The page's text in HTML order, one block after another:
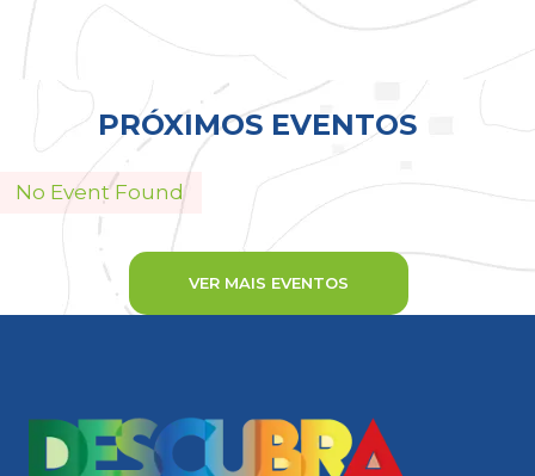
PRÓXIMOS EVENTOS
No Event Found
VER MAIS EVENTOS